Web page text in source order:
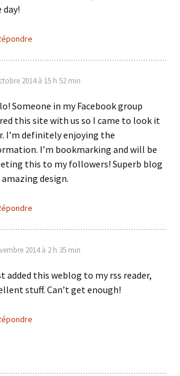
day!
2014 à 15 h 52 min
Someone in my Facebook group
this site with us so I came to look it
I’m definitely enjoying the
I’m bookmarking and will be
this to my followers! Superb blog
amazing design.
2014 à 2 h 35 min
added this weblog to my rss reader,
stuff. Can’t get enough!